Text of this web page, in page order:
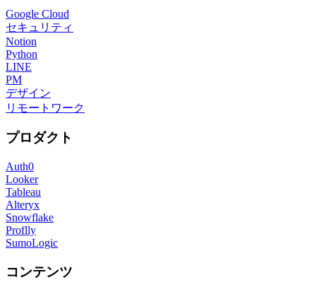
Google Cloud
セキュリティ
Notion
Python
LINE
PM
デザイン
リモートワーク
プロダクト
Auth0
Looker
Tableau
Alteryx
Snowflake
Proflly
SumoLogic
コンテンツ